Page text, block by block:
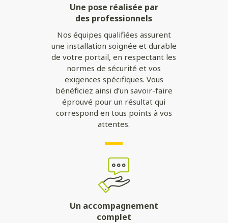
Une pose réalisée par
des professionnels
Nos équipes qualifiées assurent
une installation soignée et durable
de votre portail, en respectant les
normes de sécurité et vos
exigences spécifiques. Vous
bénéficiez ainsi d’un savoir-faire
éprouvé pour un résultat qui
correspond en tous points à vos
attentes.
Un accompagnement
complet